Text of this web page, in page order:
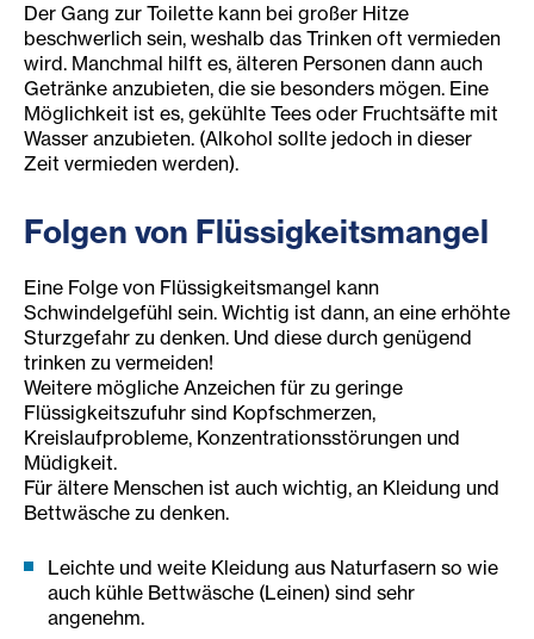
Der Gang zur Toilette kann bei großer Hitze
beschwerlich sein, weshalb das Trinken oft vermieden
wird. Manchmal hilft es, älteren Personen dann auch
Getränke anzubieten, die sie besonders mögen. Eine
Möglichkeit ist es, gekühlte Tees oder Fruchtsäfte mit
Wasser anzubieten. (Alkohol sollte jedoch in dieser
Zeit vermieden werden).
Folgen von Flüssigkeitsmangel
Eine Folge von Flüssigkeitsmangel kann
Schwindelgefühl sein. Wichtig ist dann, an eine erhöhte
Sturzgefahr zu denken. Und diese durch genügend
trinken zu vermeiden!
Weitere mögliche Anzeichen für zu geringe
Flüssigkeitszufuhr sind Kopfschmerzen,
Kreislaufprobleme, Konzentrationsstörungen und
Müdigkeit.
Für ältere Menschen ist auch wichtig, an Kleidung und
Bettwäsche zu denken.
Leichte und weite Kleidung aus Naturfasern so wie
auch kühle Bettwäsche (Leinen) sind sehr
angenehm.